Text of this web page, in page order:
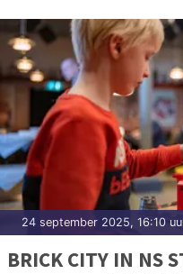
24 september 2025, 16:10
BRICK CITY IN NS